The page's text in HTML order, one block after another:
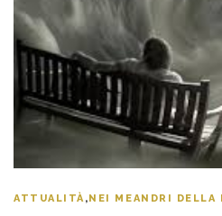
ATTUALITÀ, NEI MEANDRI DELLA